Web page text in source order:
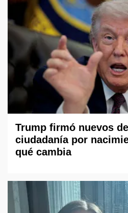
Trump firmó nuevos
ciudadanía por
qué cambia